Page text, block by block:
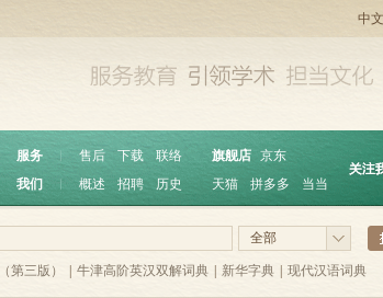
中
服务 ︱ 售后 下载
联络
我们
概述 招聘 历史
旗舰店 京东
天猫
拼多多 当当
全部
第三版） 牛津高阶英汉双解词典 新华字典 现代汉语词典